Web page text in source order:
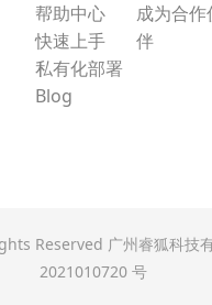
帮助中心
快速上手
私有化部署
Blog
成为合作
伴
Reserved 广州睿狐科技
2021010720 号